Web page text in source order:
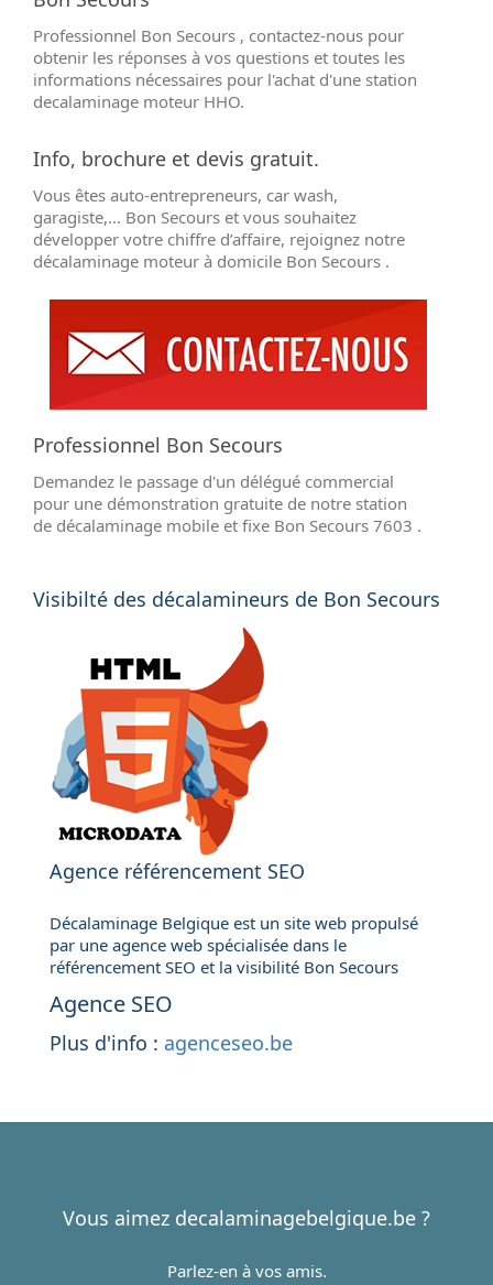
Professionnel Bon Secours , contactez-nous pour
obtenir les réponses à vos questions et toutes les
informations nécessaires pour l'achat d'une station
decalaminage moteur HHO.
Info, brochure et devis gratuit.
Vous êtes auto-entrepreneurs, car wash,
garagiste,... Bon Secours et vous souhaitez
développer votre chiffre d’affaire, rejoignez notre
décalaminage moteur à domicile Bon Secours .
Professionnel Bon Secours
Demandez le passage d'un délégué commercial
pour une démonstration gratuite de notre station
de décalaminage mobile et fixe Bon Secours 7603 .
Visibilté des décalamineurs de Bon Secours
Agence référencement SEO
Décalaminage Belgique est un site web propulsé
par une agence web spécialisée dans le
référencement SEO et la visibilité Bon Secours
Agence SEO
Plus d'info : agenceseo.be
Vous aimez decalaminagebelgique.be ?
Parlez-en à vos amis.